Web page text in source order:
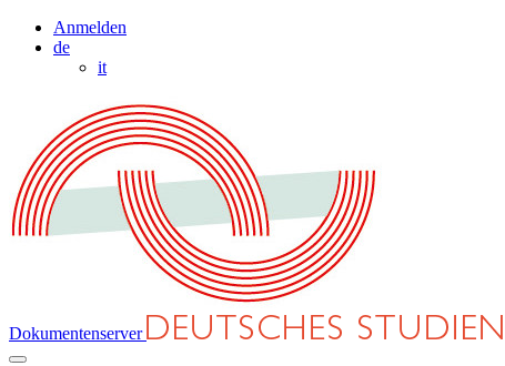
Anmelden
de
it
Dokumentenserver